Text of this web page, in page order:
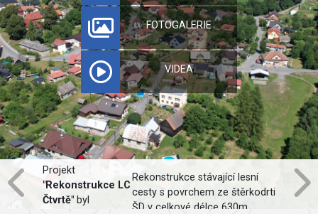
FOTOGALERIE
VIDEA
Projekt
"Rekonstrukce LC
Čtvrtě" byl
Rekonstrukce stávající lesní
cesty s povrchem ze štěrkodrti
ŠD v celkové délce 630m,